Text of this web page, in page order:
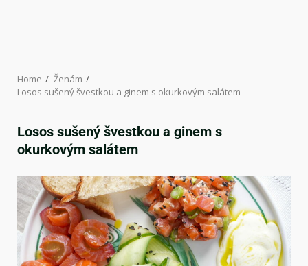
Home
Ženám
Losos sušený švestkou a ginem s okurkovým salátem
Losos sušený švestkou a ginem s
okurkovým salátem